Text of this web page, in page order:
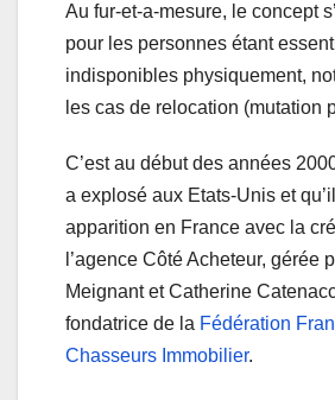
Au fur-et-a-mesure, le concept
pour les personnes étant
indisponibles physiquement,
les cas de relocation (mutation
C’est au début des années
a explosé aux Etats-Unis et
apparition en France avec la
l’agence Côté Acheteur, gérée
Meignant et Catherine
fondatrice de la Fédération
Chasseurs Immobilier.